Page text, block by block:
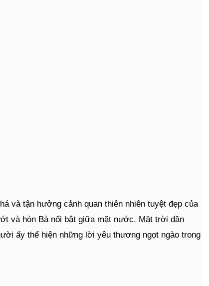
và tận hưởng cảnh quan thiên nhiên tuyệt đẹp của
và hòn Bà nổi bật giữa mặt nước. Mặt trời dần
ấy thể hiện những lời yêu thương ngọt ngào trong